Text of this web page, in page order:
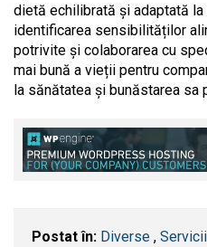
dietă echilibrată și adaptată
identificarea sensibilităților
potrivite și colaborarea cu
mai bună a vieții pentru
la sănătatea și bunăstarea sa
Postat în: Diverse ,